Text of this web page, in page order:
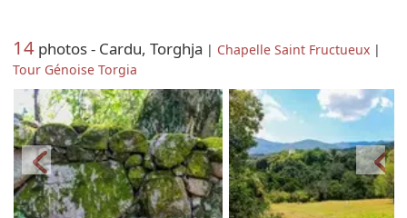
14 photos - Cardu, Torghja | Chapelle Saint Fructueux |
Tour Génoise Torgia